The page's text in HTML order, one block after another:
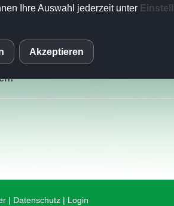
| Datenschutz | Login
Ihre Auswahl jederzeit unter
Akzeptieren